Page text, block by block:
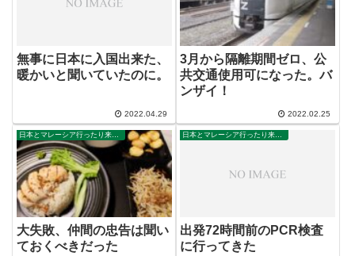
無事に日本に入国出来た、
暖かいと聞いていたのに。
2022.04.29
3月から隔離期間ゼロ、公
共交通使用可になった。バ
ンザイ！
2022.02.25
日本とマレーシア行ったり来たり
大失敗、仲間の忠告は聞い
ておくべきだった
日本とマレーシア行ったり来たり
出発72時間前のPCR検査
に行ってきた